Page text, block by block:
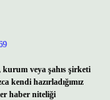
veya şahıs şirketi
kendi hazırladığımız
haber niteliği